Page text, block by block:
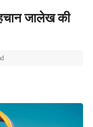
जालेख की